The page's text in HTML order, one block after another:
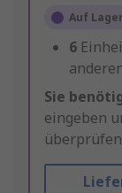
Auf Lager
6
Sie
eingeben